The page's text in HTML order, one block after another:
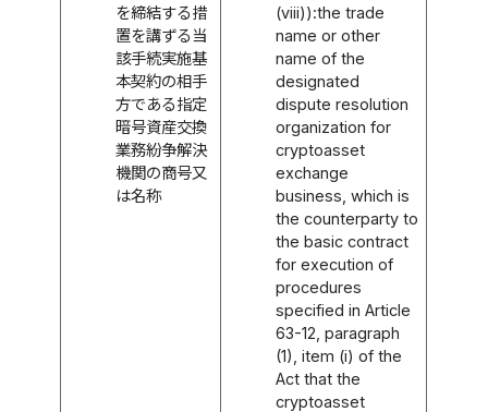
を締結する措
置を講ずる当
該手続実施基
本契約の相手
方である指定
暗号資産交換
業務紛争解決
機関の商号又
は名称
(viii)):the trade
name or other
name of the
designated
dispute resolution
organization for
cryptoasset
exchange
business, which is
the counterparty to
the basic contract
for execution of
procedures
specified in Article
63-12, paragraph
(1), item (i) of the
Act that the
cryptoasset